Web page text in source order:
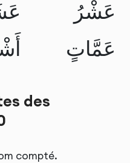
عَشْرُ
عَمَّاتٍ
des
compté.